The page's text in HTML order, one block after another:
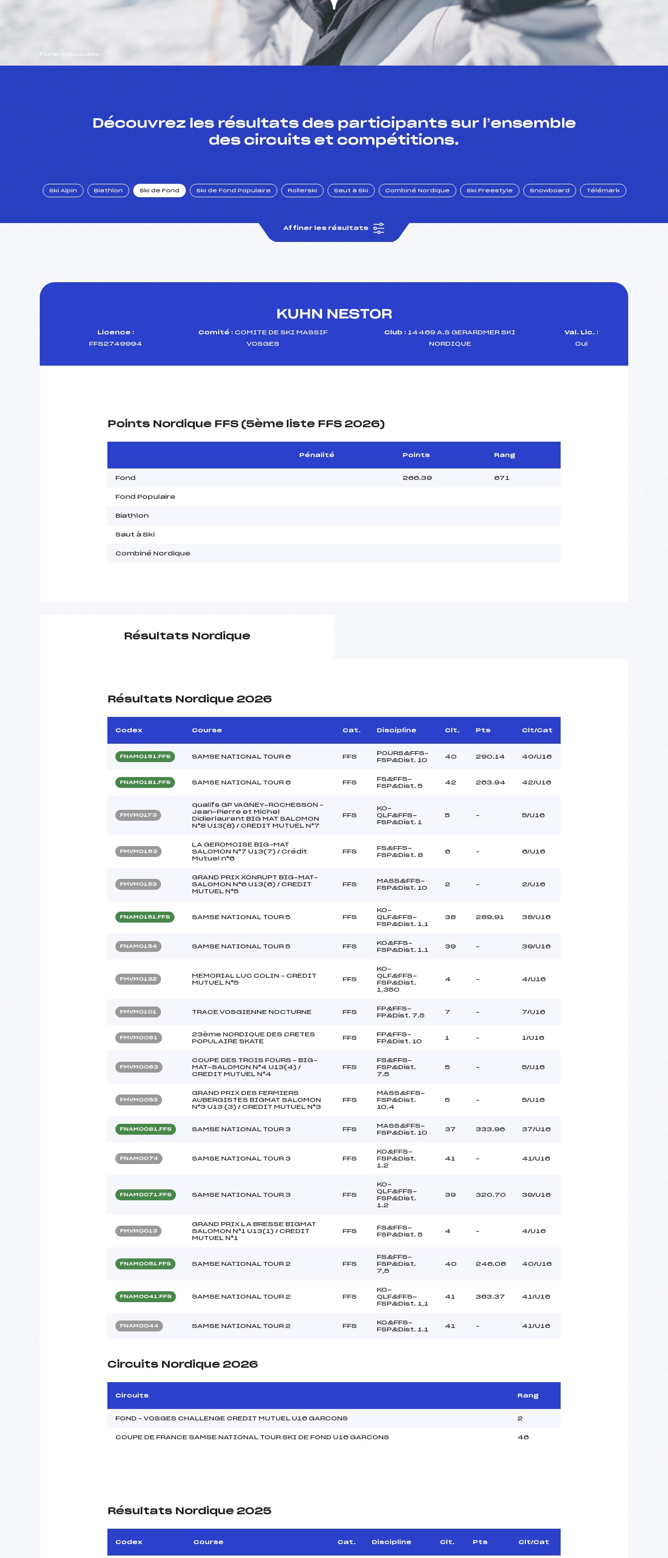
Fiche individuelle
Découvrez les résultats des participants sur l’ensemble
des circuits et compétitions.
Ski Alpin Biathlon Ski de Fond Ski de Fond Populaire Rollerski Saut à Ski Combiné Nordique Ski Freestyle Snowboard Télémark
Affiner les résultats
KUHN NESTOR
Licence :
FFS2749994
Comité : COMITE DE SKI MASSIF
VOSGES
Club : 14469 A.S GERARDMER SKI
NORDIQUE
Val. Lic. :
Oui
Points Nordique FFS (5ème liste FFS 2026)
Pénalité Points Rang
Fond 266.39 671
Fond Populaire
Biathlon
Saut à Ski
Combiné Nordique
Résultats Nordique
Résultats Nordique 2026
Codex Course Cat. Discipline Clt. Pts Clt/Cat
FNAM0191.FFS SAMSE NATIONAL TOUR 6 FFS
POURS&FFS-
FSP&Dist. 10
40 290.14 40/U16
FNAM0181.FFS SAMSE NATIONAL TOUR 6 FFS
FS&FFS-
FSP&Dist. 5
42 263.94 42/U16
FMVM0173
qualifs GP VAGNEY-ROCHESSON –
Jean-Pierre et Michel
Didierlaurent BIG MAT SALOMON
N°8 U13(8) / CREDIT MUTUEL N°7
FFS
KO-
QLF&FFS-
FSP&Dist. 1
5 – 5/U16
FMVM0163
LA GEROMOISE BIG-MAT
SALOMON N°7 U13(7) / Crédit
Mutuel n°6
FFS
FS&FFS-
FSP&Dist. 8
6 – 6/U16
FMVM0153
GRAND PRIX XONRUPT BIG-MAT-
SALOMON N°6 U13(6) / CREDIT
MUTUEL N°5
FFS
MASS&FFS-
FSP&Dist. 10
2 – 2/U16
FNAM0151.FFS SAMSE NATIONAL TOUR 5 FFS
KO-
QLF&FFS-
FSP&Dist. 1.1
38 289.91 38/U16
FNAM0154 SAMSE NATIONAL TOUR 5 FFS
KO&FFS-
FSP&Dist. 1.1
39 – 39/U16
FMVM0132
MEMORIAL LUC COLIN – CREDIT
MUTUEL N°5
FFS
KO-
QLF&FFS-
FSP&Dist.
1,350
4 – 4/U16
FMVM0101 TRACE VOSGIENNE NOCTURNE FFS
FP&FFS-
FP&Dist. 7.5
7 – 7/U16
FMVM0091
23ème NORDIQUE DES CRETES
POPULAIRE SKATE
FFS
FP&FFS-
FP&Dist. 10
1 – 1/U16
FMVM0063
COUPE DES TROIS FOURS – BIG-
MAT-SALOMON N°4 U13(4) /
CREDIT MUTUEL N°4
FFS
FS&FFS-
FSP&Dist.
7.5
5 – 5/U16
FMVM0053
GRAND PRIX DES FERMIERS
AUBERGISTES BIGMAT SALOMON
N°3 U13 (3) / CREDIT MUTUEL N°3
FFS
MASS&FFS-
FSP&Dist.
10.4
5 – 5/U16
FNAM0081.FFS SAMSE NATIONAL TOUR 3 FFS
MASS&FFS-
FSP&Dist. 10
37 333.96 37/U16
FNAM0074 SAMSE NATIONAL TOUR 3 FFS
KO&FFS-
FSP&Dist.
1.2
41 – 41/U16
FNAM0071.FFS SAMSE NATIONAL TOUR 3 FFS
KO-
QLF&FFS-
FSP&Dist.
1.2
39 320.70 39/U16
FMVM0013
GRAND PRIX LA BRESSE BIGMAT
SALOMON N°1 U13(1) / CREDIT
MUTUEL N°1
FFS
FS&FFS-
FSP&Dist. 5
4 – 4/U16
FNAM0051.FFS SAMSE NATIONAL TOUR 2 FFS
FS&FFS-
FSP&Dist.
7,5
40 246.06 40/U16
FNAM0041.FFS SAMSE NATIONAL TOUR 2 FFS
KO-
QLF&FFS-
FSP&Dist. 1,1
41 363.37 41/U16
FNAM0044 SAMSE NATIONAL TOUR 2 FFS
KO&FFS-
FSP&Dist. 1.1
41 – 41/U16
Circuits Nordique 2026
Circuits Rang
FOND – VOSGES CHALLENGE CREDIT MUTUEL U16 GARCONS 2
COUPE DE FRANCE SAMSE NATIONAL TOUR SKI DE FOND U16 GARCONS 46
Résultats Nordique 2025
Codex Course Cat. Discipline Clt. Pts Clt/Cat